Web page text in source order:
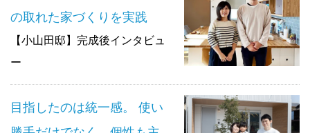
の取れた家づくりを実践
【小山田邸】完成後インタビュ
ー
目指したのは統一感。 使い